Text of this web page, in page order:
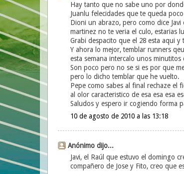
Hay tanto que no sabe uno por
Juanlu felecidades que te queda
Dioni un abrazo, pero como dice
martinez no te veria el culo, estarias
Grabi despacito que el 28 esta aqui y
Y ahora lo mejor, temblar runners
esta semana intercalo unos
Son poco pero no se si es por que
pero lo dicho temblar que he vuelto.
Pepe como sabes al final rechaze el
al olor caracteristico de esa esa esa
Saludos y espero ir cogiendo forma
10 de agosto de 2010 a las 13:18
Anónimo dijo...
Javi, el Raúl que estuvo el domingo
compañero de Jose y Fito, creo que